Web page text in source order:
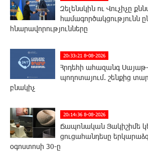
Զելենսկին ու Վուչիչը
համագործակցությունն
հնարավորությունները
20:33:21 8-08-2026
Հրդեհի ահազանգ
պողոտայում. շենքից
բնակիչ
20:14:36 8-08-2026
Ճապոնական Յակիշիմե
ցուցահանդեսը
օգոստոսի 30-ը